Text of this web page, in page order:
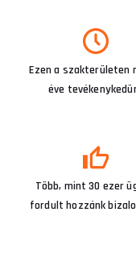
Ezen a szakterületen
éve
Több, mint 30 ezer
fordult hozzánk